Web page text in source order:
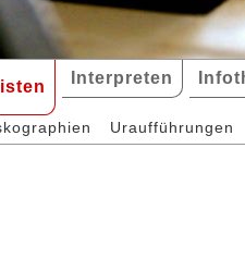
Interpreten
Uraufführungen